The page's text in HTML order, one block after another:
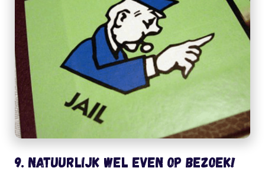
9. Natuurlijk wel even op bezoek!